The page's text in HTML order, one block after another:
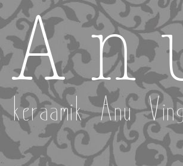
A n
keraamik Anu